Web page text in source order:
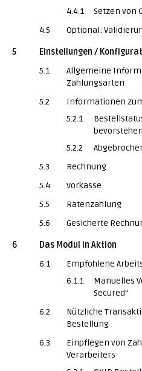
4.4.1
Setzen von
4.5
Optional:
5
Einstellungen /
5.1
Allgemeine
Zahlungsarten
5.2
Informationen
5.2.1
5.2.2
5.3
Rechnung
5.4
Vorkasse
5.5
Ratenzahlung
5.6
Gesicherte
6
Das Modul in Aktion
6.1
Empfohlene
6.1.1
Manuelles
Secured"
6.2
Nützliche
Bestellung
6.3
Einpflegen von
Verarbeiters